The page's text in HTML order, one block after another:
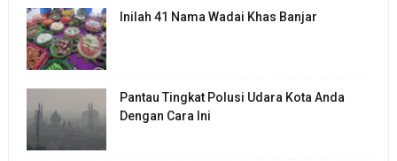
Inilah 41 Nama Wadai Khas Banjar
Pantau Tingkat Polusi Udara Kota Anda
Dengan Cara Ini